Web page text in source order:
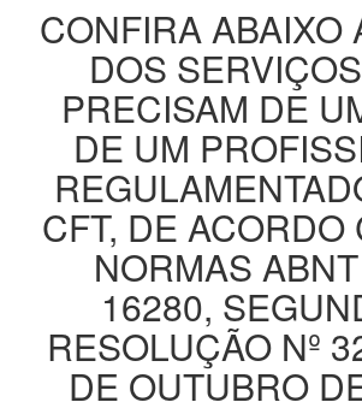
CONFIRA ABAIXO
DOS
PRECISAM DE
DE UM
CFT, DE ACORDO
NORMAS
16280,
RESOLUÇÃO Nº
DE OUTUBRO